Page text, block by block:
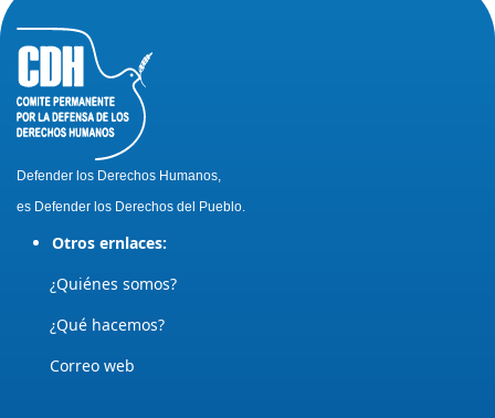
Defender los Derechos Humanos,
es Defender los Derechos del Pueblo.
Otros ernlaces:
¿Quiénes somos?
¿Qué hacemos?
Correo web